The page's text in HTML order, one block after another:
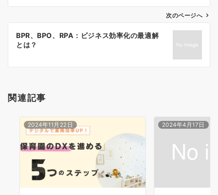
ン
次のページへ
BPR、BPO、RPA：ビジネス効率化の最適解
とは？
関連記事
2024年11月22日 2024年4月17日